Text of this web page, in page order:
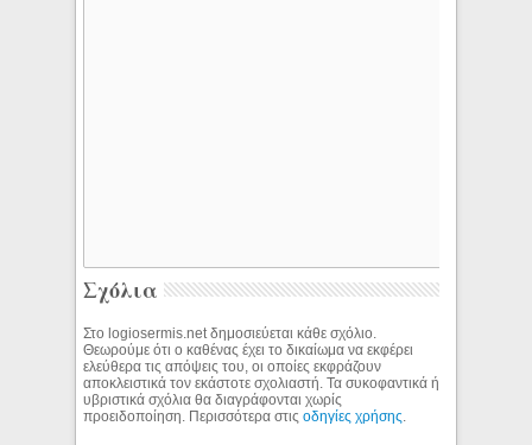
Σχόλια
Στο logiosermis.net δημοσιεύεται κάθε σχόλιο.
Θεωρούμε ότι ο καθένας έχει το δικαίωμα να εκφέρει
ελεύθερα τις απόψεις του, οι οποίες εκφράζουν
αποκλειστικά τον εκάστοτε σχολιαστή. Τα συκοφαντικά ή
υβριστικά σχόλια θα διαγράφονται χωρίς
προειδοποίηση. Περισσότερα στιςοδηγίες χρήσης